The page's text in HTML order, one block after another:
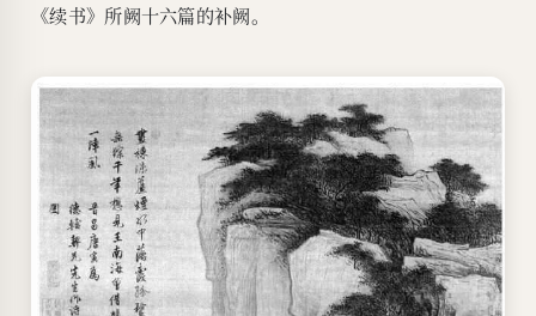
《续书》所阙十六篇的补阙。